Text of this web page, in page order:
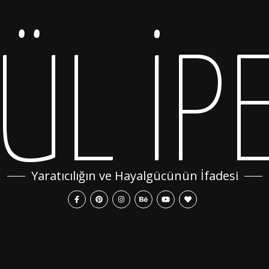
Yaratıcılığın ve Hayalgücünün İfadesi